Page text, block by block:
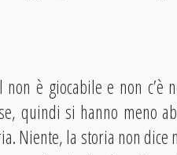
è giocabile e non c’è
quindi si hanno meno
Niente, la storia non dice